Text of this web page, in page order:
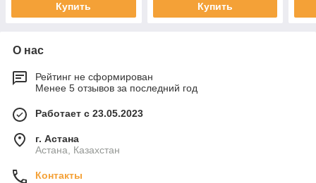
Купить Купить
О нас
Рейтинг не сформирован
Менее 5 отзывов за последний год
Работает с 23.05.2023
г. Астана
Астана, Казахстан
Контакты